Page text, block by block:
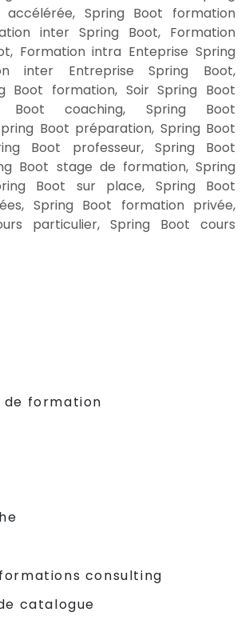
Spring Boot formation
inter Spring Boot, Formation
Formation intra Enteprise Spring
inter Entreprise Spring Boot,
Boot formation, Soir Spring Boot
Boot coaching, Spring Boot
Boot préparation, Spring Boot
Boot professeur, Spring Boot
Boot stage de formation, Spring
Boot sur place, Spring Boot
Spring Boot formation privée,
particulier, Spring Boot cours
de formation
consulting
catalogue